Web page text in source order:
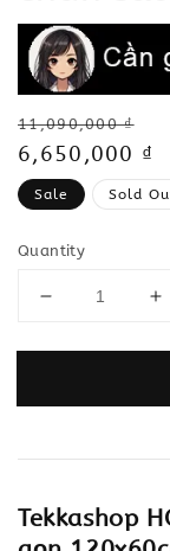
Regular
price
11,090,000 ₫
Sale
price
6,650,000 ₫
Sale Sold
Quantity
Tekkashop